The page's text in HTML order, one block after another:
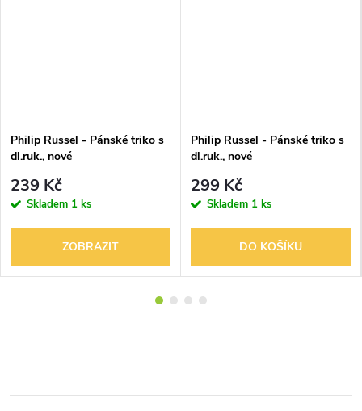
Philip Russel - Pánské triko s
dl.ruk., nové
239 Kč
Skladem 1 ks
ZOBRAZIT
Philip Russel - Pánské triko s
dl.ruk., nové
299 Kč
Skladem 1 ks
DO KOŠÍKU